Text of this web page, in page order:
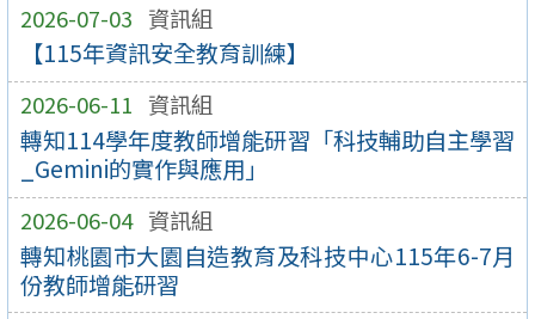
2026-07-03 資訊組
【115年資訊安全教育訓練】
2026-06-11 資訊組
轉知114學年度教師增能研習「科技輔助自主學習
_Gemini的實作與應用」
2026-06-04 資訊組
轉知桃園市大園自造教育及科技中心115年6-7月
份教師增能研習